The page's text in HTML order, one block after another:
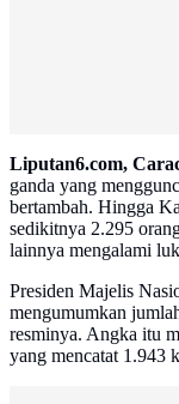
Liputan6.com,
ganda yang
bertambah. Hingga
sedikitnya 2.295
lainnya mengalami
Presiden Majelis
mengumumkan
resminya. Angka itu
yang mencatat 1.943